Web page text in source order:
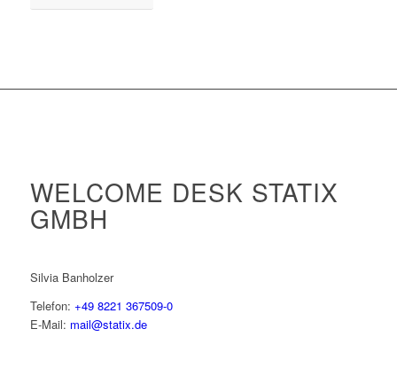
WELCOME DESK STATIX
GMBH
Silvia Banholzer
Telefon: +49 8221 367509-0
E-Mail: mail@statix.de